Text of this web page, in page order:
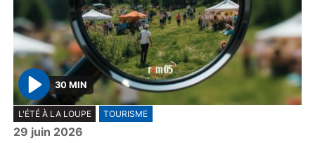
P
l
a
30 MIN
L'ÉTÉ À LA LOUPE TOURISME
29 juin 2026